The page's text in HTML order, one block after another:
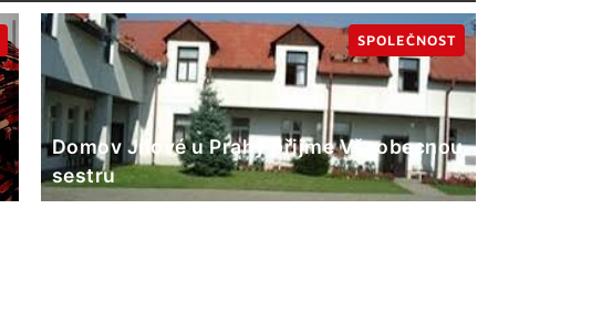
Domov Jílové u Prahy přijme Všeobecnou
sestru
SPOLEČNOST